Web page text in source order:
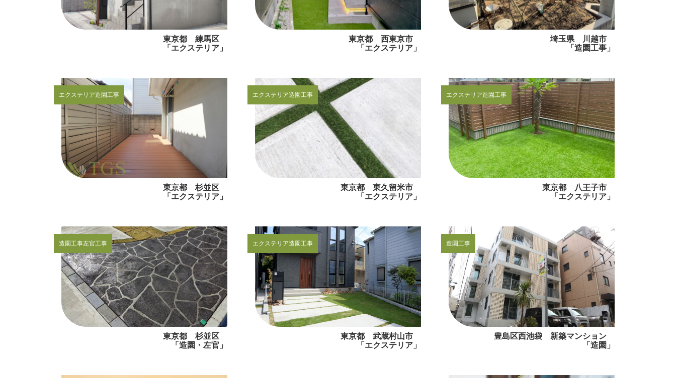
東京都 練馬区
「エクステリア」
東京都 西東京市
「エクステリア」
埼玉県 川越市
「造園工事」
東京都 杉並区
「エクステリア」
エクステリア造園工事
東京都 東久留米市
「エクステリア」
エクステリア造園工事
東京都 八王子市
「エクステリア」
エクステリア造園工事
東京都 杉並区
「造園・左官」
造園工事左官工事
東京都 武蔵村山市
「エクステリア」
エクステリア造園工事
豊島区西池袋 新築マンション
「造園」
造園工事